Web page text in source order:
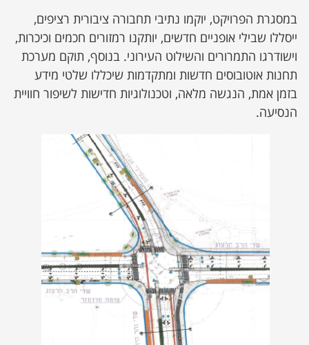
במסגרת הפרויקט, יוקמו נתיבי תחבורה ציבורית רציפים,
ייסללו שבילי אופניים חדשים, יותקנו רמזורים חכמים וכיכרות,
וישודרגו התמרורים והשילוט העירוני. בנוסף, תוקם מערכת
תחנות אוטובוסים חדשות ומתקדמות שיכללו שלטי מידע
בזמן אמת, הנגשה מלאה, וטכנולוגיות חדישות לשיפור חוויית
הנסיעה.